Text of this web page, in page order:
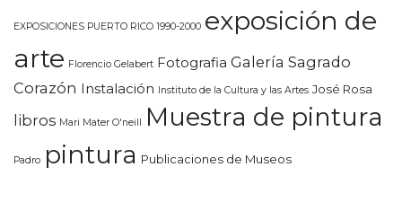
EXPOSICIONES PUERTO RICO 1990-2000 exposición de
arte Florencio Gelabert Fotografia Galería Sagrado
Corazón Instalación Instituto de la Cultura y las Artes José Rosa
libros Mari Mater O'neill Muestra de pintura
Padro pintura Publicaciones de Museos